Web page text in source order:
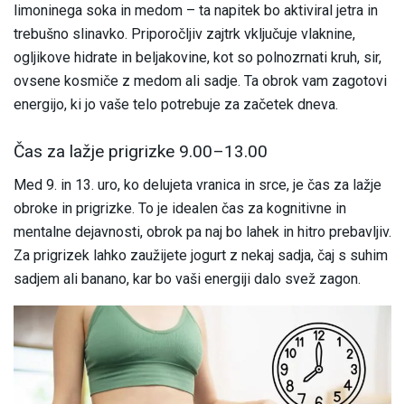
limoninega soka in medom – ta napitek bo aktiviral jetra in
trebušno slinavko. Priporočljiv zajtrk vključuje vlaknine,
ogljikove hidrate in beljakovine, kot so polnozrnati kruh, sir,
ovsene kosmiče z medom ali sadje. Ta obrok vam zagotovi
energijo, ki jo vaše telo potrebuje za začetek dneva.
Čas za lažje prigrizke 9.00–13.00
Med 9. in 13. uro, ko delujeta vranica in srce, je čas za lažje
obroke in prigrizke. To je idealen čas za kognitivne in
mentalne dejavnosti, obrok pa naj bo lahek in hitro prebavljiv.
Za prigrizek lahko zaužijete jogurt z nekaj sadja, čaj s suhim
sadjem ali banano, kar bo vaši energiji dalo svež zagon.